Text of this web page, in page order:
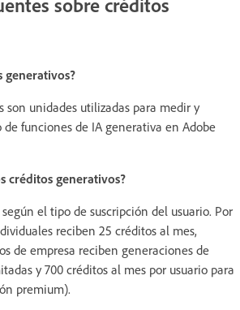
generativos?
son unidades utilizadas para medir y
funciones de IA generativa en Adobe
créditos generativos?
el tipo de suscripción del usuario. Por
reciben 25 créditos al mes,
de empresa reciben generaciones de
y 700 créditos al mes por usuario para
premium).